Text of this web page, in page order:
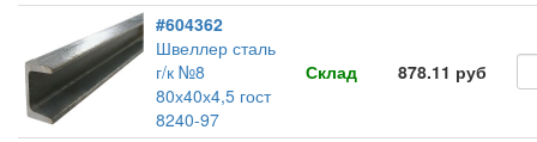
#604362
Швеллер сталь
г/к №8
80х40х4,5 гост
8240-97
Склад 878.11 руб